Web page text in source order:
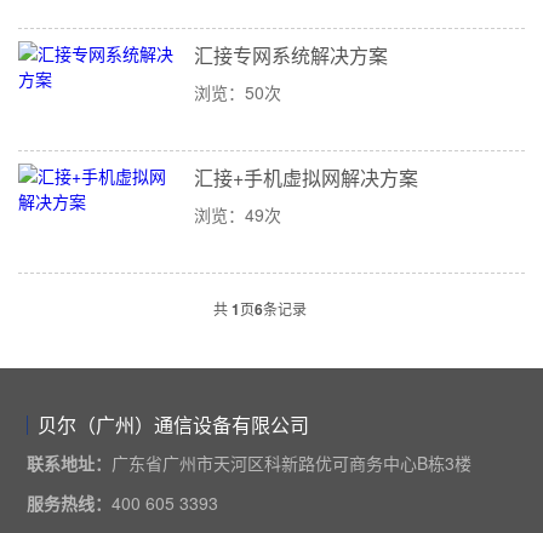
汇接专网系统解决方案
浏览：50次
汇接+手机虚拟网解决方案
浏览：49次
共1页6条记录
贝尔（广州）通信设备有限公司
联系地址： 广东省广州市天河区科新路优可商务中心B栋3楼
服务热线： 400 605 3393